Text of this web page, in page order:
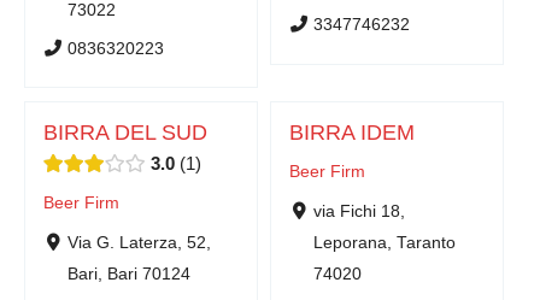
73022
0836320223
3347746232
BIRRA DEL SUD
3.0 1
Beer Firm
Via G. Laterza, 52,
Bari, Bari 70124
BIRRA IDEM
Beer Firm
via Fichi 18,
Leporana, Taranto
74020